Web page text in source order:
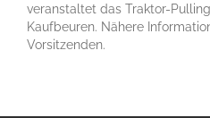
veranstaltet das Traktor-
Kaufbeuren. Nähere
Vorsitzenden.